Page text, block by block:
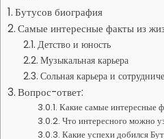
Бутусов биография
Самые интересные факты из
Детство и юность
Музыкальная карьера
Сольная карьера и
Вопрос-ответ:
Какие самые интересные
Что интересного можно
Какие успехи добился